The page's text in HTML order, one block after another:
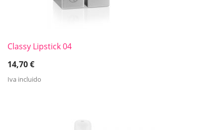
Classy Lipstick 04
14,70€
Iva incluido